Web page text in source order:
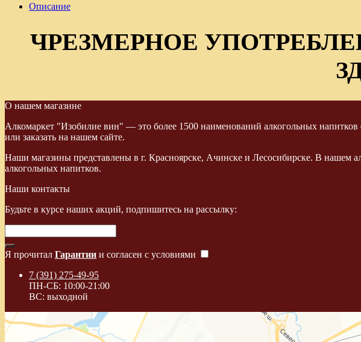
Описание
ЧРЕЗМЕРНОЕ
О нашем магазине
Алкомаркет "Изобилие вин" — это более 1500 наименований алкогольных
или заказать на нашем сайте.
Наши магазины представлены в г. Красноярске, Ачинске и Лесосибирске. В нашем
алкогольных напитков.
Наши контакты
Будьте в курсе наших акций, подпишитесь на рассылку:
Я прочитал Гарантии и согласен с условиями
7 (391) 275-49-95
ПН-СБ: 10:00-21:00
ВС: выходной